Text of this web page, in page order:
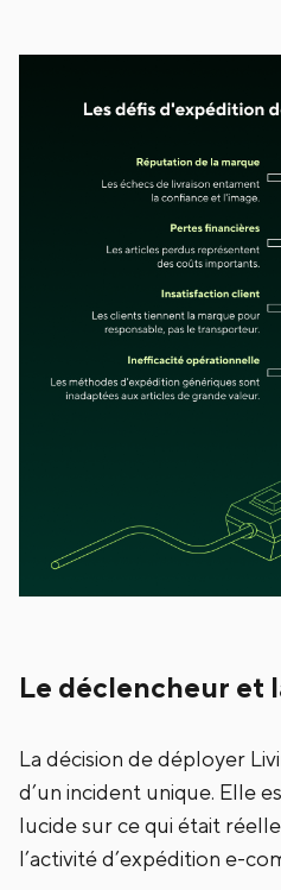
Le déclencheur et
La décision de déployer
d’un incident unique. Elle
lucide sur ce qui était
l’activité d’expédition e-